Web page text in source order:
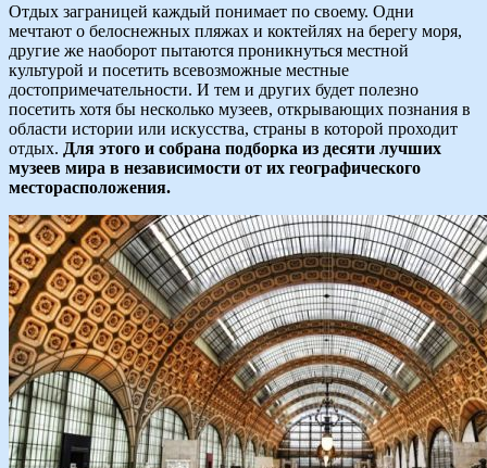
Отдых заграницей каждый понимает по своему. Одни
мечтают о белоснежных пляжах и коктейлях на берегу моря,
другие же наоборот пытаются проникнуться местной
культурой и посетить всевозможные местные
достопримечательности. И тем и других будет полезно
посетить хотя бы несколько музеев, открывающих познания в
области истории или искусства, страны в которой проходит
отдых. Для этого и собрана подборка из десяти лучших
музеев мира в независимости от их географического
месторасположения.